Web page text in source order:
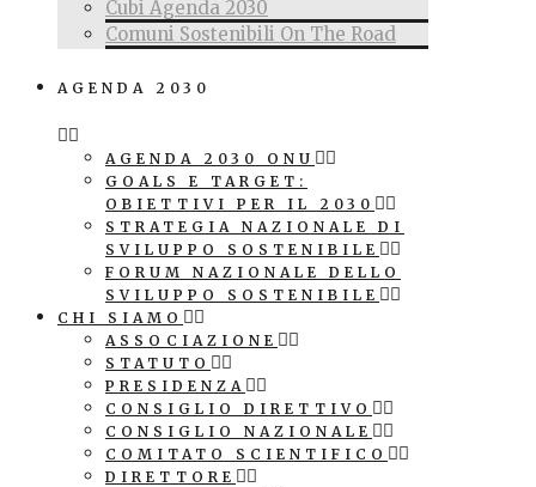
Cubi Agenda 2030
Comuni Sostenibili On The Road
AGENDA 2030
AGENDA 2030 ONU
GOALS E TARGET:
OBIETTIVI PER IL 2030
STRATEGIA NAZIONALE DI
SVILUPPO SOSTENIBILE
FORUM NAZIONALE DELLO
SVILUPPO SOSTENIBILE
CHI SIAMO
ASSOCIAZIONE
STATUTO
PRESIDENZA
CONSIGLIO DIRETTIVO
CONSIGLIO NAZIONALE
COMITATO SCIENTIFICO
DIRETTORE